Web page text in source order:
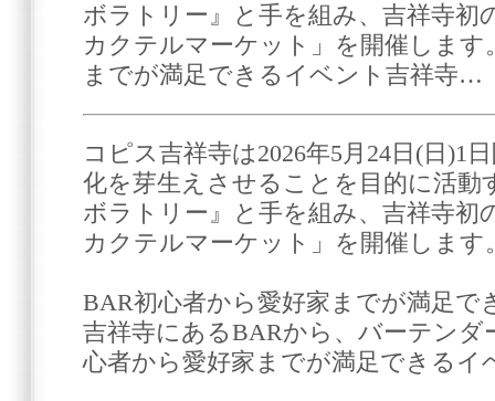
ボラトリー』と手を組み、吉祥寺初
カクテルマーケット」を開催します
までが満足できるイベント吉祥寺…
コピス吉祥寺は2026年5月24日(日)1
化を芽生えさせることを目的に活動
ボラトリー』と手を組み、吉祥寺初
カクテルマーケット」を開催します
BAR初心者から愛好家までが満足で
吉祥寺にあるBARから、バーテンダ
心者から愛好家までが満足できるイ